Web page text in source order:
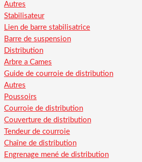
Autres
Stabilisateur
Lien de barre stabilisatrice
Barre de suspension
Distribution
Arbre a Cames
Guide de courroie de distribution
Autres
Poussoirs
Courroie de distribution
Couverture de distribution
Tendeur de courroie
Chaîne de distribution
Engrenage mené de distribution